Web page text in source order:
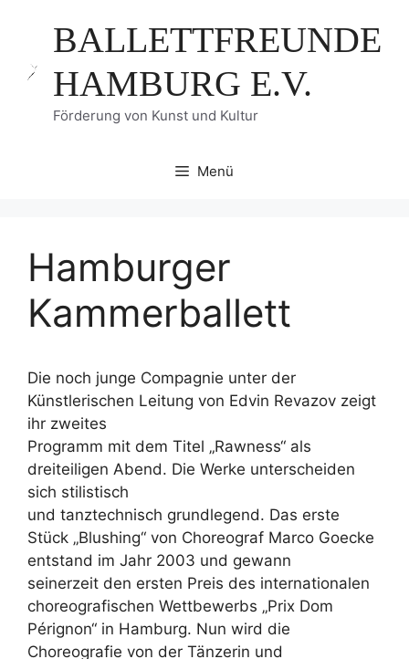
springenBALLETTFREUNDE
HAMBURG E.V.
Förderung von Kunst und Kultur
Menü
Hamburger
Kammerballett
Die noch junge Compagnie unter der
Künstlerischen Leitung von Edvin Revazov zeigt
ihr zweites
Programm mit dem Titel „Rawness“ als
dreiteiligen Abend. Die Werke unterscheiden
sich stilistisch
und tanztechnisch grundlegend. Das erste
Stück „Blushing“ von Choreograf Marco Goecke
entstand im Jahr 2003 und gewann
seinerzeit den ersten Preis des internationalen
choreografischen Wettbewerbs „Prix Dom
Pérignon“ in Hamburg. Nun wird die
Choreografie von der Tänzerin und